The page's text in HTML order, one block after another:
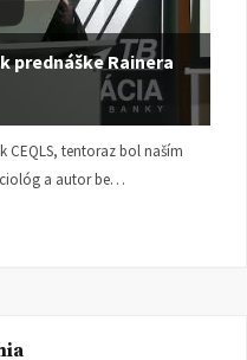
prednáške Rainera
CEQLS, tentoraz bol naším
a autor be…